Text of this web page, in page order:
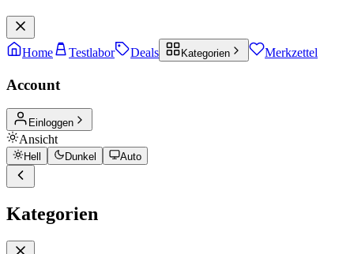
Home Testlabor Deals Kategorien Merkzettel
Account
Einloggen
Ansicht
Hell Dunkel Auto
Kategorien